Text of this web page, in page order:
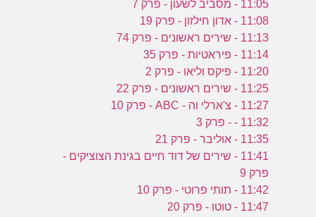
11:05 - מסביב לשעון - פרק 7
11:08 - אדון חילזון - פרק 19
11:13 - שירים ראשונים - פרק 74
11:14 - פיראטיות - פרק 35
11:20 - פיקס וליאו - פרק 2
11:25 - שירים ראשונים - פרק 22
11:27 - צ'ארלי וה - ABC - פרק 10
11:32 - - פרק 3
11:35 - אוליבר - פרק 21
11:41 - שירים של דוד חיים בגינת הצוציקים -
פרק 9
11:42 - תותי פרוטי - פרק 10
11:47 - טוטו - פרק 20